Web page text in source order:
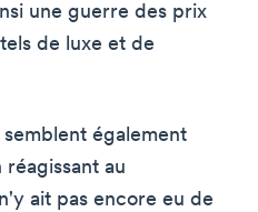
une guerre des prix
de luxe et de
également
au
ait pas encore eu de